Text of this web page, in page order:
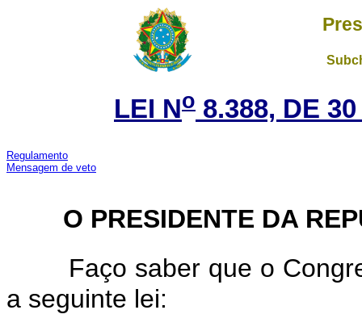
LEI No 8.388, DE
Regulamento
Mensagem de veto
O PRESIDENTE DA
Faço saber que o
a seguinte lei: